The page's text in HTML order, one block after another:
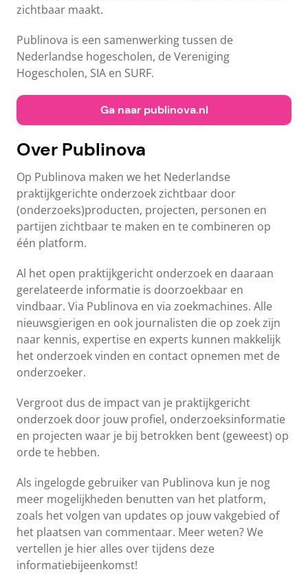
zichtbaar maakt.
Publinova is een samenwerking tussen de
Nederlandse hogescholen, de Vereniging
Hogescholen, SIA en SURF.
Ga naar publinova.nl
Over Publinova
Op Publinova maken we het Nederlandse
praktijkgerichte onderzoek zichtbaar door
(onderzoeks)producten, projecten, personen en
partijen zichtbaar te maken en te combineren op
één platform.
Al het open praktijkgericht onderzoek en daaraan
gerelateerde informatie is doorzoekbaar en
vindbaar. Via Publinova en via zoekmachines. Alle
nieuwsgierigen en ook journalisten die op zoek zijn
naar kennis, expertise en experts kunnen makkelijk
het onderzoek vinden en contact opnemen met de
onderzoeker.
Vergroot dus de impact van je praktijkgericht
onderzoek door jouw profiel, onderzoeksinformatie
en projecten waar je bij betrokken bent (geweest) op
orde te hebben.
Als ingelogde gebruiker van Publinova kun je nog
meer mogelijkheden benutten van het platform,
zoals het volgen van updates op jouw vakgebied of
het plaatsen van commentaar. Meer weten? We
vertellen je hier alles over tijdens deze
informatiebijeenkomst!